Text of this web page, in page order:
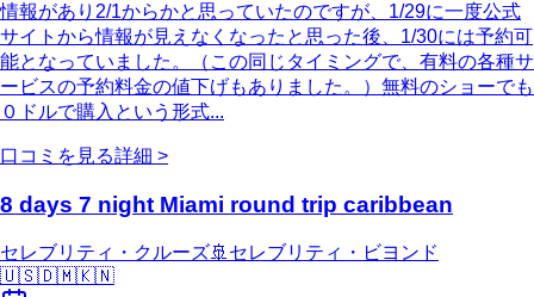
情報があり2/1からかと思っていたのですが、1/29に一度公式
サイトから情報が見えなくなったと思った後、1/30には予約可
能となっていました。（この同じタイミングで、有料の各種サ
ービスの予約料金の値下げもありました。）無料のショーでも
０ドルで購入という形式...
口コミを見る詳細 >
8 days 7 night Miami round trip caribbean
セレブリティ・クルーズ🚢 セレブリティ・ビヨンド
🇺🇸🇩🇲🇰🇳